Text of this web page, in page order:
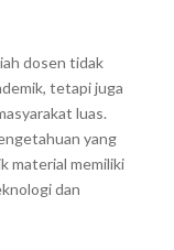
dosen tidak
tetapi juga
luas.
yang
material memiliki
dan